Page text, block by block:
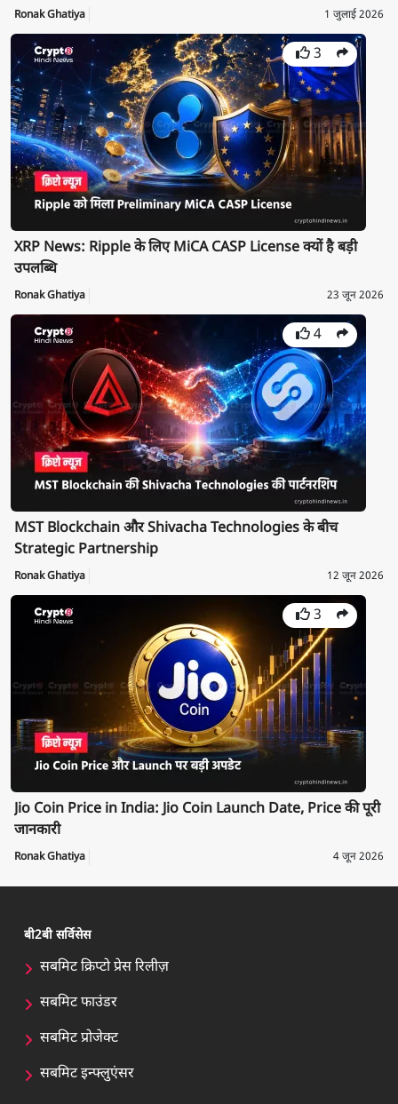
Ronak Ghatiya 1 जुलाई 2026
3
XRP News: Ripple के लिए MiCA CASP License क्यों है बड़ी
उपलब्धि
Ronak Ghatiya 23 जून 2026
4
MST Blockchain और Shivacha Technologies के बीच
Strategic Partnership
Ronak Ghatiya 12 जून 2026
3
Jio Coin Price in India: Jio Coin Launch Date, Price की पूरी
जानकारी
Ronak Ghatiya 4 जून 2026
बी2बी सर्विसेस
सबमिट क्रिप्टो प्रेस रिलीज़
सबमिट फाउंडर
सबमिट प्रोजेक्ट
सबमिट इन्फ्लुएंसर